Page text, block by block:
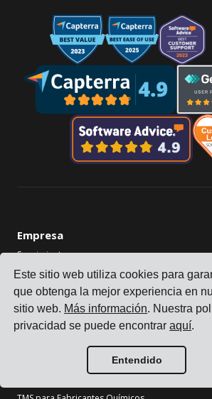
Este sitio web utiliza cookies para
que obtenga la mejor experiencia en
sitio web. Más información. Nuestra
privacidad se puede encontraraquí.
Entendido
Empresa
Seguimiento
Precios
Historias de Clientes
Contáctenos
Conviértase en Socio